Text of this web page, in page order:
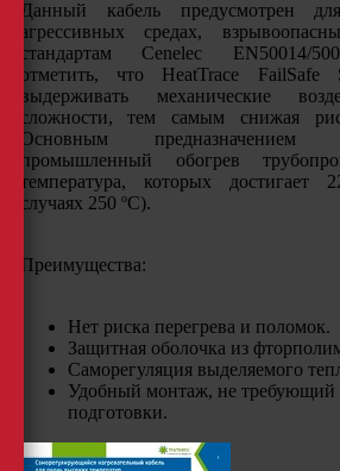
Данный кабель предусмотрен
агрессивных средах,
стандартам Cenelec EN50014/
отметить, что HeatTrace
выдерживать механические
сложности, тем самым снижая
Основным предназначением
промышленный обогрев
температура, которых достигает
случаях 250 ºC).
Преимущества:
Нет риска перегрева и поломок.
Защитная оболочка из
Саморегуляция выделяемого
Удобный монтаж, не требующий
подготовки.